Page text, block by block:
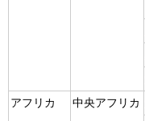
アフリカ
中央アフリカ